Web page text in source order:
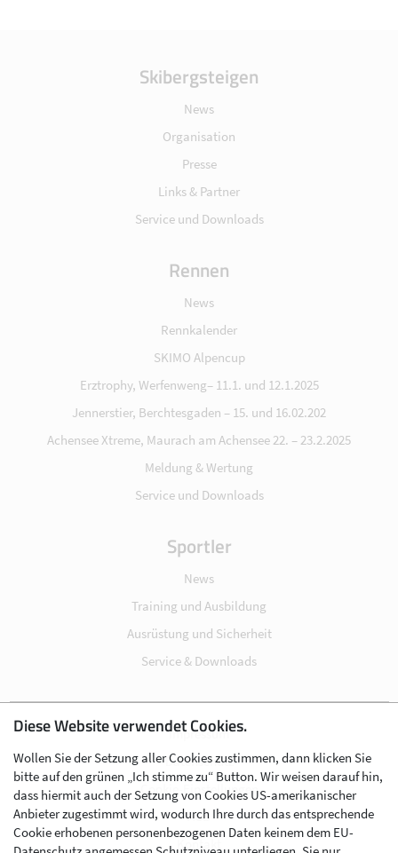
Skibergsteigen
News
Organisation
Presse
Links & Partner
Service und Downloads
Rennen
News
Rennkalender
SKIMO Alpencup
Erztrophy, Werfenweng– 11.1. und 12.1.2025
Jennerstier, Berchtesgaden – 15. und 16.02.202
Achensee Xtreme, Maurach am Achensee 22. – 23.2.2025
Meldung & Wertung
Service und Downloads
Sportler
News
Training und Ausbildung
Ausrüstung und Sicherheit
Service & Downloads
Impressum
Datenschutz
Cookie-Einstellungen
AGB
Kontakt
Diese Website verwendet Cookies.
Wollen Sie der Setzung aller Cookies zustimmen, dann klicken Sie
bitte auf den grünen „Ich stimme zu“ Button. Wir weisen darauf hin,
dass hiermit auch der Setzung von Cookies US-amerikanischer
Anbieter zugestimmt wird, wodurch Ihre durch das entsprechende
Cookie erhobenen personenbezogenen Daten keinem dem EU-